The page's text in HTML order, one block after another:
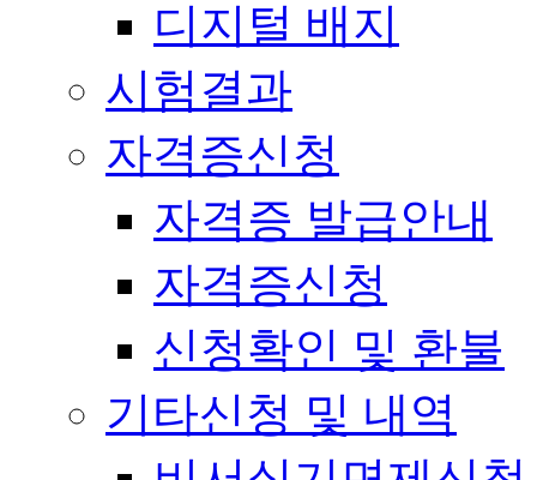
디지털 배지
시험결과
자격증신청
자격증 발급안내
자격증신청
신청확인 및 환불
기타신청 및 내역